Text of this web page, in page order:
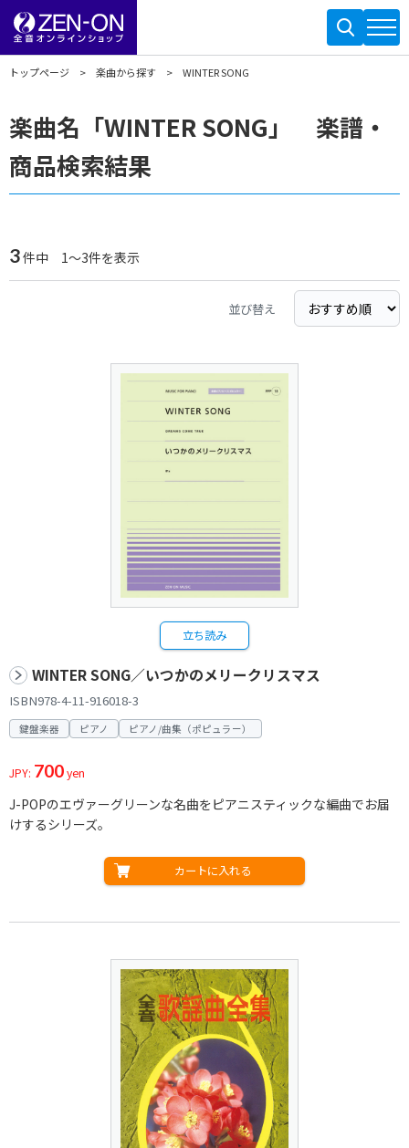
トップページ 楽曲から探す WINTER SONG
楽曲名「WINTER SONG」 楽譜・
商品検索結果
3件中 1～3件を表示
並び替え
立ち読み
WINTER SONG／いつかのメリークリスマス
ISBN978-4-11-916018-3
鍵盤楽器 ピアノ ピアノ/曲集（ポピュラー）
JPY: 700yen
J-POPのエヴァーグリーンな名曲をピアニスティックな編曲でお届
けするシリーズ。
カートに入れる